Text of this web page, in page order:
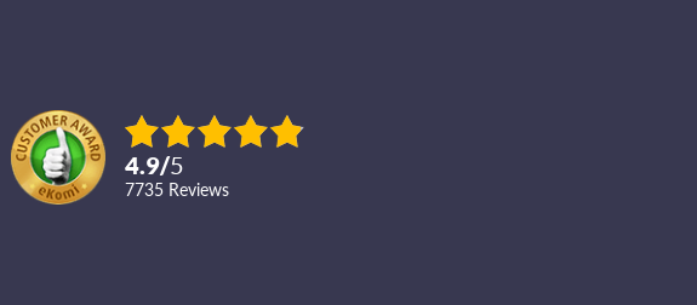
4.9/5
7735 reviews